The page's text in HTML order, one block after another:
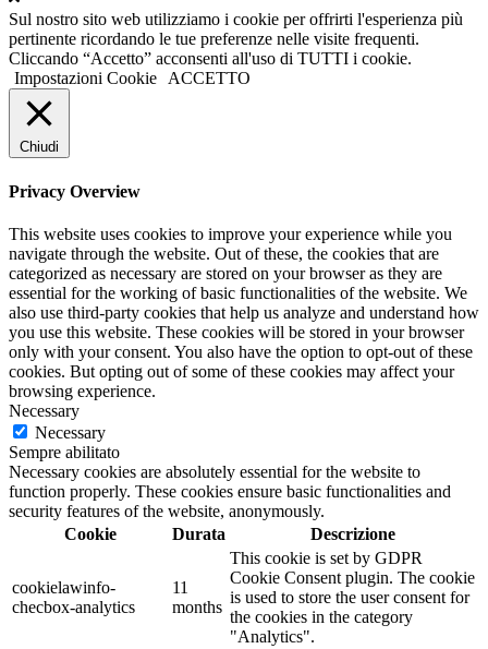
Sul nostro sito web utilizziamo i cookie per offrirti l'esperienza più
pertinente ricordando le tue preferenze nelle visite frequenti.
Cliccando “Accetto” acconsenti all'uso di TUTTI i cookie.
Impostazioni Cookie
ACCETTO
Chiudi
Privacy Overview
This website uses cookies to improve your experience while you
navigate through the website. Out of these, the cookies that are
categorized as necessary are stored on your browser as they are
essential for the working of basic functionalities of the website. We
also use third-party cookies that help us analyze and understand how
you use this website. These cookies will be stored in your browser
only with your consent. You also have the option to opt-out of these
cookies. But opting out of some of these cookies may affect your
browsing experience.
Necessary
Necessary
Sempre abilitato
Necessary cookies are absolutely essential for the website to
function properly. These cookies ensure basic functionalities and
security features of the website, anonymously.
Cookie
Durata Descrizione
cookielawinfo-
checbox-analytics
11
months
This cookie is set by GDPR
Cookie Consent plugin. The cookie
is used to store the user consent for
the cookies in the category
"Analytics".